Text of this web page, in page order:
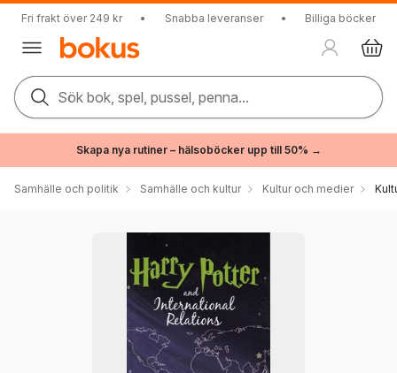
Fri frakt över 249 kr • Snabba leveranser • Billiga böcker
Sök bok, spel, pussel, penna...
Skapa nya rutiner – hälsoböcker upp till 50% →
Samhälle och politik Samhälle och kultur Kultur och medier